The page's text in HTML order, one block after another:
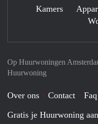
Op Huurwoningen
Huurwoning
Over ons Contact Faq
Gratis je Huurwoning
Kamers